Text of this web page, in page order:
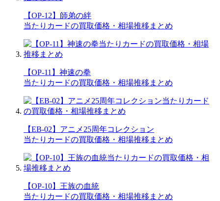
【OP-12】師弟の絆
当たりカードの買取価格・相場推移まとめ
【OP-11】神速の拳
当たりカードの買取価格・相場推移まとめ
【EB-02】アニメ25周年コレクション
当たりカードの買取価格・相場推移まとめ
【OP-10】王族の血統
当たりカードの買取価格・相場推移まとめ